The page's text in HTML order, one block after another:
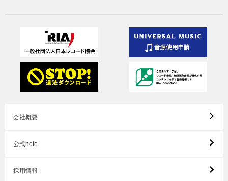
会社概要
公式note
採用情報